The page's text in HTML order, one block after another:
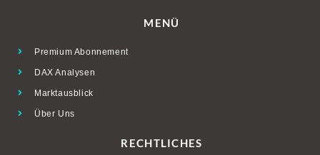
MENÜ
Premium Abonnement
DAX Analysen
Marktausblick
Über Uns
RECHTLICHES